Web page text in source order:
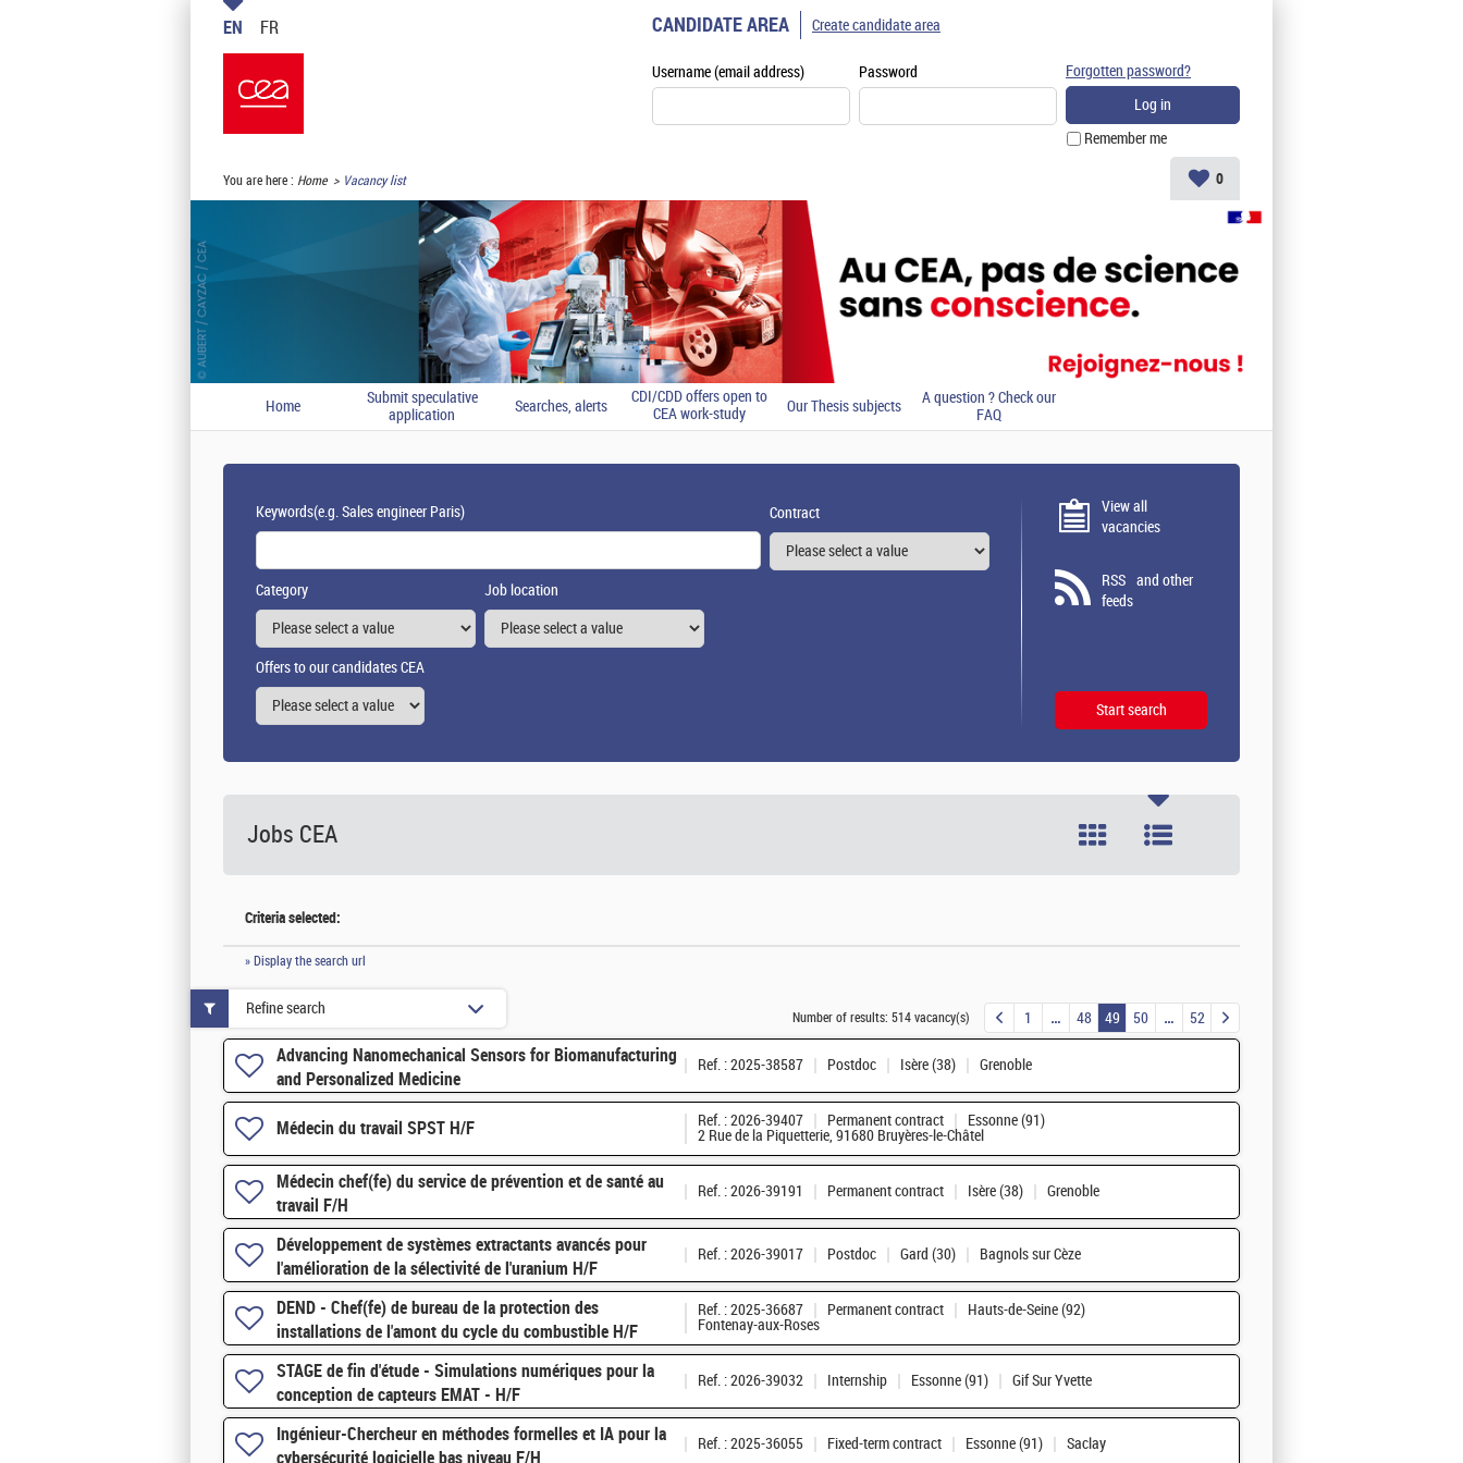
EN FR CANDIDATE AREA
Username (email address) Password
Remember me
Forgotten password?
Create candidate area
You are here : Home Vacancy list 0
Home
Submit speculative
application
Searches, alerts
CDI/CDD offers open to
CEA work-study
students
Our Thesis subjects
A question ? Check our
FAQ
Keywords(e.g. Sales engineer Paris) Contract
Category Job location
Offers to our candidates CEA
View all
vacancies
RSS and other
feeds
Jobs CEA
Criteria selected:
» Display the search url
Number of results: 514 vacancy(s) 1 48 49 50 52
Advancing Nanomechanical Sensors for Biomanufacturing
and Personalized Medicine
Ref. : 2025-38587 Postdoc Isère (38) Grenoble
Médecin du travail SPST H/F Ref. : 2026-39407 Permanent contract
Essonne (91)
2 Rue de la Piquetterie, 91680 Bruyères-le-Châtel
Médecin chef(fe) du service de prévention et de santé au
travail F/H
Ref. : 2026-39191 Permanent contract Isère (38) Grenoble
Développement de systèmes extractants avancés pour
l'amélioration de la sélectivité de l'uranium H/F
Ref. : 2026-39017 Postdoc Gard (30) Bagnols sur Cèze
DEND - Chef(fe) de bureau de la protection des
installations de l'amont du cycle du combustible H/F
Ref. : 2025-36687 Permanent contract
Hauts-de-Seine (92)
Fontenay-aux-Roses
STAGE de fin d'étude - Simulations numériques pour la
conception de capteurs EMAT - H/F
Ref. : 2026-39032 Internship Essonne (91) Gif Sur Yvette
Ingénieur-Chercheur en méthodes formelles et IA pour la
cybersécurité logicielle bas niveau F/H
Ref. : 2025-36055 Fixed-term contract Essonne (91) Saclay
Refine search